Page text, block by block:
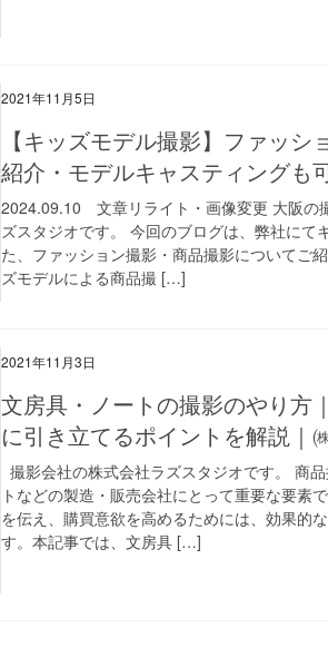
2021年11月5日
【キッズモデル撮影】ファッシ
紹介・モデルキャスティングも
2024.09.10 文章リライト・画像変更 大阪の
ズスタジオです。 今回のブログは、弊社にて
た、ファッション撮影・商品撮影についてご
ズモデルによる商品撮 […]
2021年11月3日
文房具・ノートの撮影のやり方
に引き立てるポイントを解説｜
撮影会社の株式会社ラズスタジオです。 商
トなどの製造・販売会社にとって重要な要素
を伝え、購買意欲を高めるためには、効果的
す。本記事では、文房具 […]